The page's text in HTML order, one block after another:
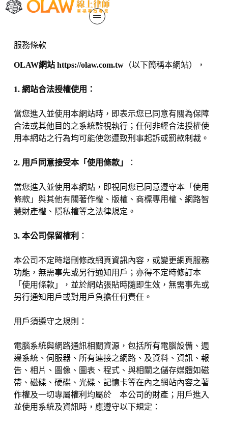
服務條款
OLAW網站 https://olaw.com.tw（以下簡稱本網站），
1. 網站合法授權使用：
當您進入並使用本網站時，即表示您已同意有關為保障
合法或其他目的之系統監視執行；任何非經合法授權使
用本網站之行為均可能使您遭致刑事起訴或罰款制裁。
2. 用戶同意接受本「使用條款」 ：
當您進入並使用本網站，即視同您已同意遵守本「使用
條款」與其他有關著作權、版權、商標專用權、網路智
慧財產權、隱私權等之法律規定。
3. 本公司保留權利 ：
本公司不定時增刪修改網頁資訊內容，或變更網頁服務
功能，無需事先或另行通知用戶；亦得不定時修訂本
「使用條款」，並於網站張貼時隨即生效，無需事先或
另行通知用戶或對用戶負擔任何責任。
用戶須遵守之規則：
電腦系統與網路通訊相關資源，包括所有電腦設備、週
邊系統、伺服器、所有連接之網路、及資料、資訊、報
告、相片、圖像、圖表、程式、與相關之儲存媒體如磁
帶、磁碟、硬碟、光碟、記憶卡等在內之網站內容之著
作權及一切專屬權利均屬於 本公司的財產；用戶進入
並使用系統及資訊時，應遵守以下規定：